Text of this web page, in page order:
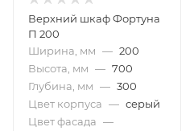
Верхний шкаф Фортуна
П 200
Ширина, мм — 200
Высота, мм — 700
Глубина, мм — 300
Цвет корпуса — серый
Цвет фасада —